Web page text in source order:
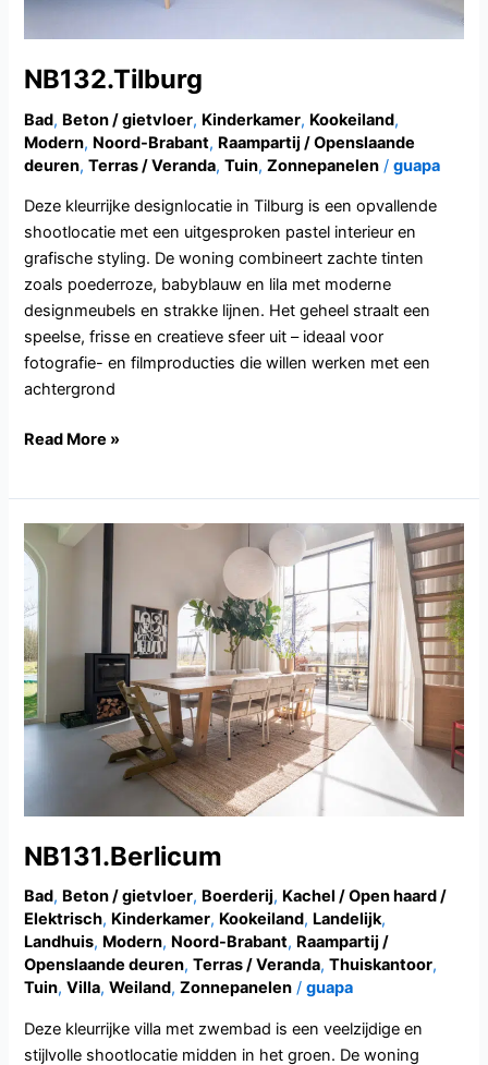
NB132.Tilburg
Bad, Beton / gietvloer, Kinderkamer, Kookeiland,
Modern, Noord-Brabant, Raampartij / Openslaande
deuren,Terras / Veranda,Tuin,Zonnepanelen /guapa
Deze kleurrijke designlocatie in Tilburg is een opvallende
shootlocatie met een uitgesproken pastel interieur en
grafische styling. De woning combineert zachte tinten
zoals poederroze, babyblauw en lila met moderne
designmeubels en strakke lijnen. Het geheel straalt een
speelse, frisse en creatieve sfeer uit – ideaal voor
fotografie- en filmproducties die willen werken met een
achtergrond
Read More »
NB131.Berlicum
Bad, Beton / gietvloer, Boerderij, Kachel / Open haard /
Elektrisch, Kinderkamer, Kookeiland, Landelijk,
Landhuis, Modern, Noord-Brabant, Raampartij /
Openslaande deuren,Terras / Veranda,Thuiskantoor,
Tuin,Villa,Weiland,Zonnepanelen /guapa
Deze kleurrijke villa met zwembad is een veelzijdige en
stijlvolle shootlocatie midden in het groen. De woning
NB131.Berlicum